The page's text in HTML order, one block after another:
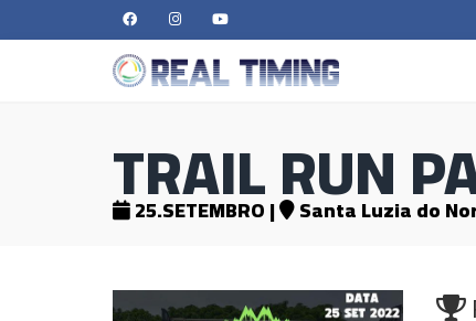
TRAIL RUN
25.SETEMBRO | Santa Luzia do